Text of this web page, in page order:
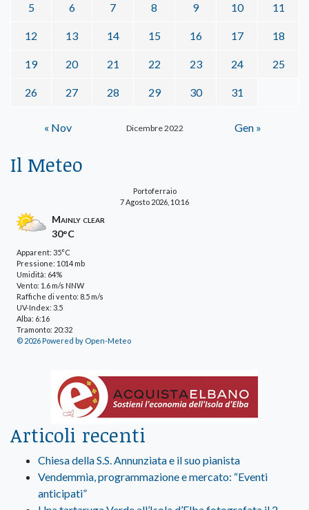
Dicembre 2022
5 6 7 8 9 10 11
12 13 14 15 16 17 18
19 20 21 22 23 24 25
26 27 28 29 30 31
« Nov Gen »
Il Meteo
Portoferraio
7 Agosto 2026, 10:16
Mainly clear
30°C
Apparent: 35°C
Pressione: 1014 mb
Umidità: 64%
Vento: 1.6 m/s NNW
Raffiche di vento: 8.5 m/s
UV-Index: 3.5
Alba: 6:16
Tramonto: 20:32
© 2026 Powered by Open-Meteo
Articoli recenti
Chiesa della S.S. Annunziata e il suo pianista
Vendemmia, programmazione e mercato: “Eventi
anticipati”